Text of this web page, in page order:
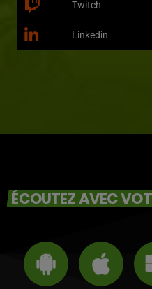
Twitch
Linkedin
ÉCOUTEZ AVEC